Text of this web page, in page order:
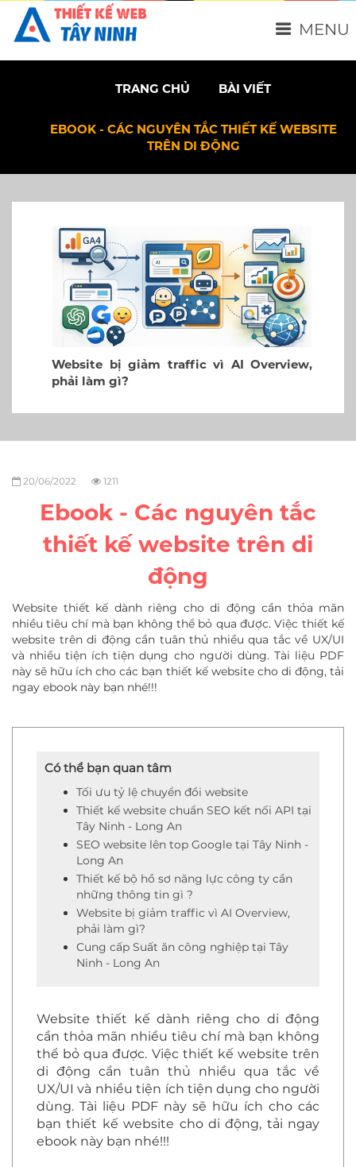
TRANG CHỦ BÀI VIẾT
EBOOK - CÁC NGUYÊN TẮC THIẾT KẾ WEBSITE
TRÊN DI ĐỘNG
Website bị giảm traffic vì AI Overview,
phải làm gì?
20/06/2022 1211
Ebook - Các nguyên tắc
thiết kế website trên di
động
Website thiết kế dành riêng cho di động cần thỏa mãn
nhiều tiêu chí mà bạn không thể bỏ qua được. Việc thiết kế
website trên di động cần tuân thủ nhiều qua tắc về UX/UI
và nhiều tiện ích tiện dụng cho người dùng. Tài liệu PDF
này sẽ hữu ích cho các bạn thiết kế website cho di động, tải
ngay ebook này bạn nhé!!!
Có thể bạn quan tâm
Tối ưu tỷ lệ chuyển đổi website
Thiết kế website chuẩn SEO kết nối API tại
Tây Ninh - Long An
SEO website lên top Google tại Tây Ninh -
Long An
Thiết kế bộ hồ sơ năng lực công ty cần
những thông tin gì ?
Website bị giảm traffic vì AI Overview,
phải làm gì?
Cung cấp Suất ăn công nghiệp tại Tây
Ninh - Long An
Website thiết kế dành riêng cho di động
cần thỏa mãn nhiều tiêu chí mà bạn không
thể bỏ qua được. Việc thiết kế website trên
di động cần tuân thủ nhiều qua tắc về
UX/UI và nhiều tiện ích tiện dụng cho người
dùng. Tài liệu PDF này sẽ hữu ích cho các
bạn thiết kế website cho di động, tải ngay
ebook này bạn nhé!!!
MENU